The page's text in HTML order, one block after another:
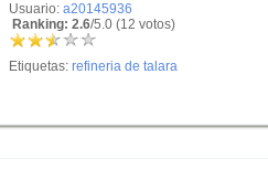
Usuario: a20145936
Ranking: 2.6/5.0 (12 votos)
Etiquetas: refineria de talara